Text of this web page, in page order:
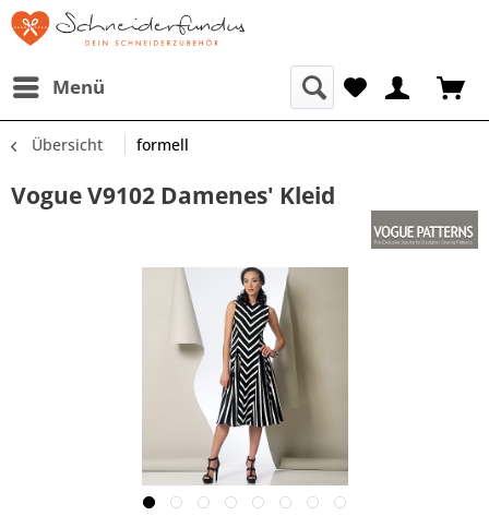
Menü
Übersicht formell
Vogue V9102 Damenes' Kleid